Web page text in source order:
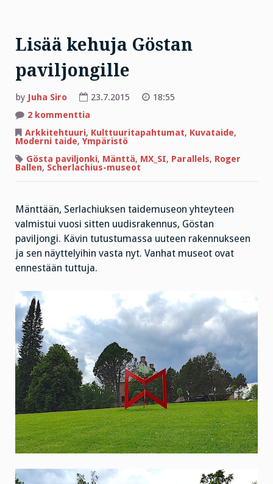
Lisää kehuja Göstan
paviljongille
by Juha Siro 23.7.2015
18:55
2 kommenttia
kehuja
Göstan
paviljongille
Arkkitehtuuri, Kulttuuritapahtumat, Kuvataide,
Moderni taide, Ympäristö
Gösta paviljonki, Mänttä, MX_SI, Parallels, Roger
Ballen, Scherlachius-museot
Mänttään, Serlachiuksen taidemuseon yhteyteen
valmistui vuosi sitten uudisrakennus, Göstan
paviljongi. Kävin tutustumassa uuteen rakennukseen
ja sen näyttelyihin vasta nyt. Vanhat museot ovat
ennestään tuttuja.